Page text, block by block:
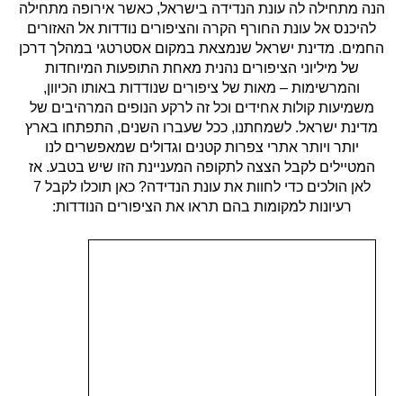
הנה מתחילה לה עונת הנדידה בישראל, כאשר אירופה מתחילה
להיכנס אל עונת החורף הקרה והציפורים נודדות אל האזורים
החמים. מדינת ישראל שנמצאת במקום אסטרטגי במהלך דרכן
של מיליוני הציפורים נהנית מאחת התופעות המיוחדות
והמרשימות – מאות של ציפורים שנודדות באותו הכיוון,
משמיעות קולות אחידים וכל זה לרקע הנופים המרהיבים של
מדינת ישראל. לשמחתנו, ככל שעברו השנים, התפתחו בארץ
יותר ויותר אתרי צפרות קטנים וגדולים שמאפשרים לנו
המטיילים לקבל הצצה לתקופה המעניינת הזו שיש בטבע. אז
לאן הולכים כדי לחוות את עונת הנדידה? כאן תוכלו לקבל 7
רעיונות למקומות בהם תראו את הציפורים הנודדות: